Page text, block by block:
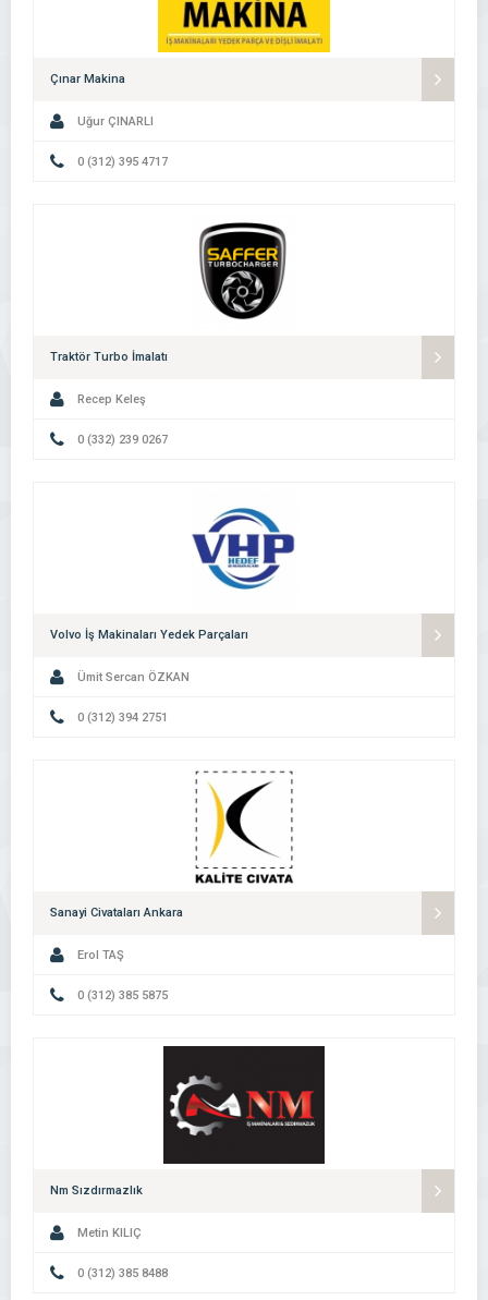
Çınar Makina
Uğur ÇINARLI
0 (312) 395 4717
Traktör Turbo İmalatı
Recep Keleş
0 (332) 239 0267
Volvo İş Makinaları Yedek Parçaları
Ümit Sercan ÖZKAN
0 (312) 394 2751
Sanayi Civataları Ankara
Erol TAŞ
0 (312) 385 5875
Nm Sızdırmazlık
Metin KILIÇ
0 (312) 385 8488